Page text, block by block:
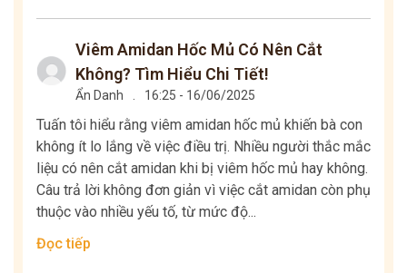
Viêm Amidan Hốc Mủ Có Nên Cắt
Không? Tìm Hiểu Chi Tiết!
Ẩn Danh 16:25 - 16/06/2025
Tuấn tôi hiểu rằng viêm amidan hốc mủ khiến bà con
không ít lo lắng về việc điều trị. Nhiều người thắc mắc
liệu có nên cắt amidan khi bị viêm hốc mủ hay không.
Câu trả lời không đơn giản vì việc cắt amidan còn phụ
thuộc vào nhiều yếu tố, từ mức độ...
Đọc tiếp